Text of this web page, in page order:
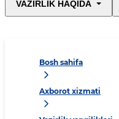
VAZIRLIK HAQIDA
Bosh sahifa
Axborot xizmati